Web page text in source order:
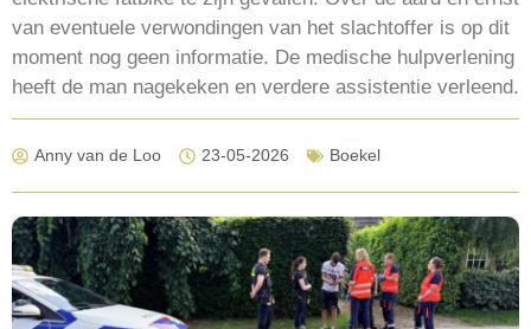
van eventuele verwondingen van het slachtoffer is op dit
moment nog geen informatie. De medische hulpverlening
heeft de man nagekeken en verdere assistentie verleend.
Anny van de Loo 23-05-2026 Boekel